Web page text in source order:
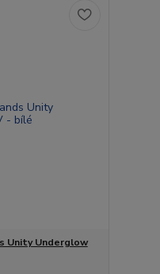
Unity Underglow